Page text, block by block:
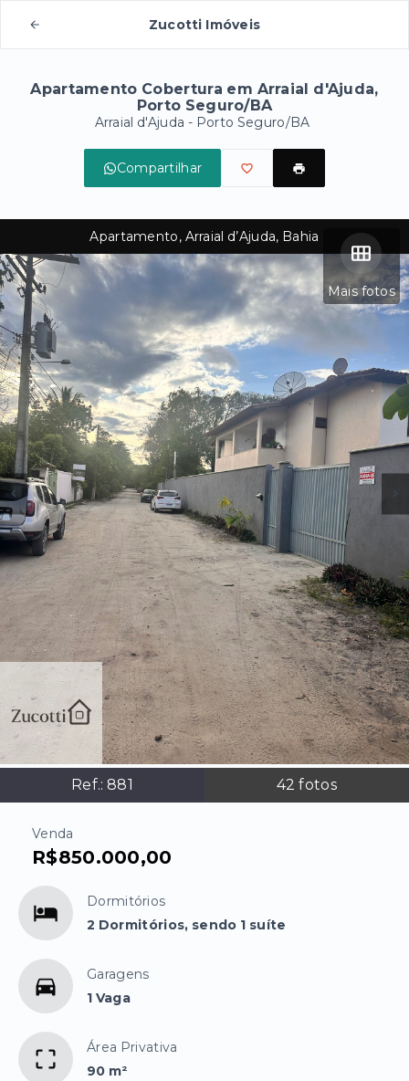
Zucotti Imóveis
Apartamento Cobertura em Arraial d'Ajuda,
Porto Seguro/BA
Arraial d'Ajuda - Porto Seguro/BA
Compartilhar
Mais fotos
Ref.:881 42 fotos
Apartamento, Arraial d’Ajuda, Bahia
Venda
R$850.000,00
Dormitórios
2 Dormitórios, sendo 1 suíte
Garagens
1 Vaga
Área Privativa
90 m²